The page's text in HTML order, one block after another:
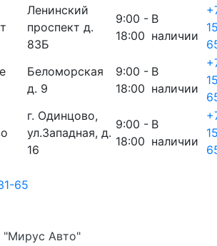
Ленинский
проспект д.
83Б
9:00 -
18:00
В
наличии
Беломорская
д. 9
9:00 -
18:00
В
наличии
г. Одинцово,
ул.Западная, д.
16
9:00 -
18:00
В
наличии
65
Авто"